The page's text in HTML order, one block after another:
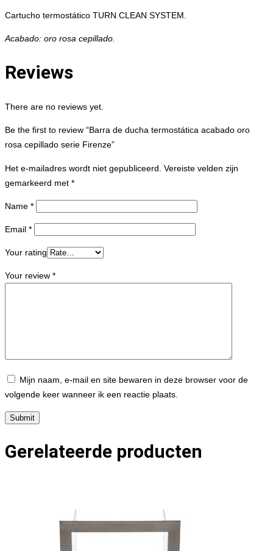
Cartucho termostático TURN CLEAN SYSTEM.
Acabado: oro rosa cepillado.
Reviews
There are no reviews yet.
Be the first to review “Barra de ducha termostática acabado oro
rosa cepillado serie Firenze”
Het e-mailadres wordt niet gepubliceerd. Vereiste velden zijn
gemarkeerd met *
Name *
Email *
Your rating
Your review *
Mijn naam, e-mail en site bewaren in deze browser voor de
volgende keer wanneer ik een reactie plaats.
Gerelateerde producten